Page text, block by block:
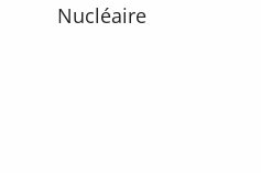
Nucléaire